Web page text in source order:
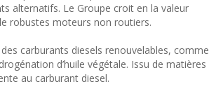
alternatifs. Le Groupe croit en la valeur
robustes moteurs non routiers.
carburants diesels renouvelables, comme
d’huile végétale. Issu de matières
au carburant diesel.